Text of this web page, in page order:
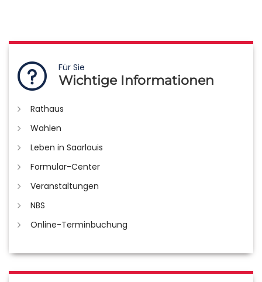
Für Sie
Wichtige Informationen
Rathaus
Wahlen
Leben in Saarlouis
Formular-Center
Veranstaltungen
NBS
Online-Terminbuchung